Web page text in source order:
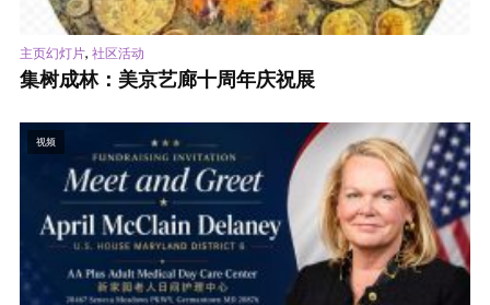
主页幻灯片, 社区活动
集树成林：美京艺廊十周年庆祝展
视频